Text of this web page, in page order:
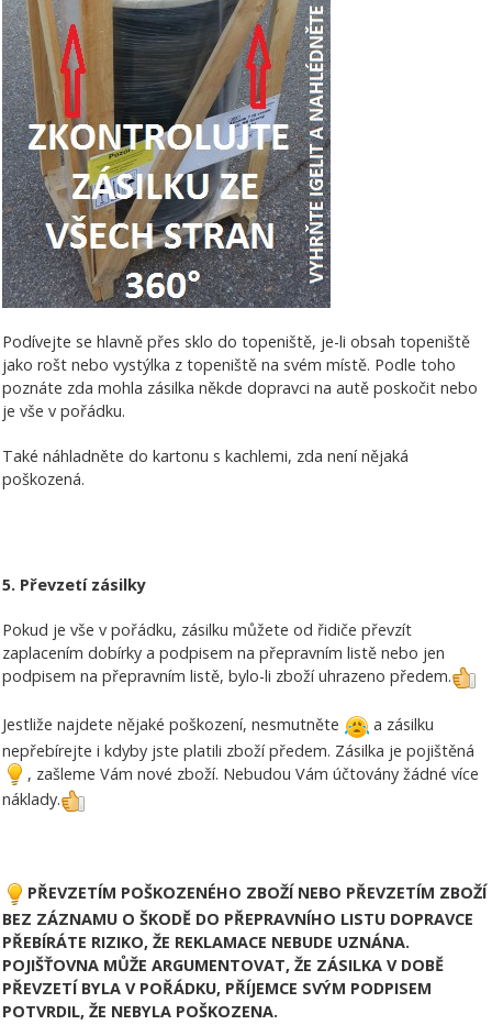
Podívejte se hlavně přes sklo do topeniště, je-li obsah topeniště
jako rošt nebo vystýlka z topeniště na svém místě. Podle toho
poznáte zda mohla zásilka někde dopravci na autě poskočit nebo
je vše v pořádku.
Také náhladněte do kartonu s kachlemi, zda není nějaká
poškozená.
5. Převzetí zásilky
Pokud je vše v pořádku, zásilku můžete od řidiče převzít
zaplacením dobírky a podpisem na přepravním listě nebo jen
podpisem na přepravním listě, bylo-li zboží uhrazeno předem.
Jestliže najdete nějaké poškození, nesmutněte
a zásilku
nepřebírejte i kdyby jste platili zboží předem. Zásilka je pojištěná
, zašleme Vám nové zboží. Nebudou Vám účtovány žádné více
náklady.
PŘEVZETÍM POŠKOZENÉHO ZBOŽÍ NEBO PŘEVZETÍM ZBOŽÍ
BEZ ZÁZNAMU O ŠKODĚ DO PŘEPRAVNÍHO LISTU DOPRAVCE
PŘEBÍRÁTE RIZIKO, ŽE REKLAMACE NEBUDE UZNÁNA.
POJIŠŤOVNA MŮŽE ARGUMENTOVAT, ŽE ZÁSILKA V DOBĚ
PŘEVZETÍ BYLA V POŘÁDKU, PŘÍJEMCE SVÝM PODPISEM
POTVRDIL, ŽE NEBYLA POŠKOZENA.